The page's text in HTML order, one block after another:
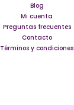
Blog
Mi cuenta
Preguntas frecuentes
Contacto
Términos y condiciones